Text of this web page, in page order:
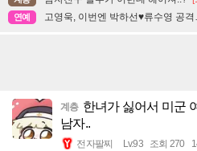
연예 고영욱, 이번엔 박하선♥류수영 공
계층 한녀가 싫어서 미군
남자..
전자팔찌 Lv.93 조회 270